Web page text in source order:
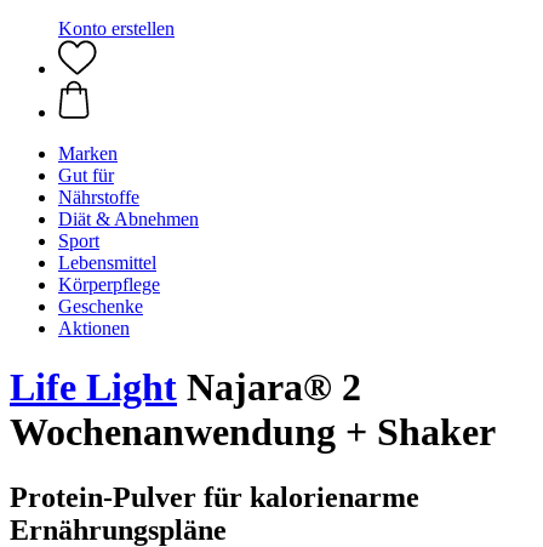
Konto erstellen
Marken
Gut für
Nährstoffe
Diät & Abnehmen
Sport
Lebensmittel
Körperpflege
Geschenke
Aktionen
Life Light Najara® 2
Wochenanwendung + Shaker
Protein-Pulver für kalorienarme
Ernährungspläne